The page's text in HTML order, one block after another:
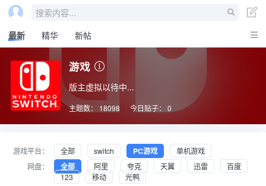
搜索内容...
最新
精华 新帖
游戏
版主虚拟以待中...
主题数： 18098 今日贴子： 0
游戏平台： 全部 switch PC游戏
单机游戏
网盘：
全部 阿里 夸克 天翼 迅雷
百度
123
移动 光鸭